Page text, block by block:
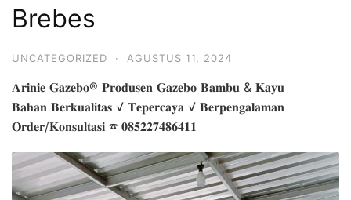
Brebes
UNCATEGORIZED · AGUSTUS 11, 2024
𝐀𝐫𝐢𝐧𝐢𝐞 𝐆𝐚𝐳𝐞𝐛𝐨® 𝐏𝐫𝐨𝐝𝐮𝐬𝐞𝐧 𝐆𝐚𝐳𝐞𝐛𝐨 𝐁𝐚𝐦𝐛𝐮 & 𝐊𝐚𝐲𝐮
𝐁𝐚𝐡𝐚𝐧 𝐁𝐞𝐫𝐤𝐮𝐚𝐥𝐢𝐭𝐚𝐬 √ 𝐓𝐞𝐩𝐞𝐫𝐜𝐚𝐲𝐚 √ 𝐁𝐞𝐫𝐩𝐞𝐧𝐠𝐚𝐥𝐚𝐦𝐚𝐧
𝐎𝐫𝐝𝐞𝐫/𝐊𝐨𝐧𝐬𝐮𝐥𝐭𝐚𝐬𝐢 ☎ 𝟎𝟖𝟓𝟐𝟐𝟕𝟒𝟖𝟔𝟒𝟏𝟏